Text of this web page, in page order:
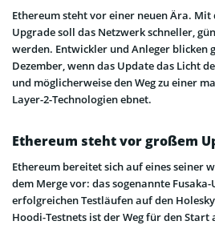
Ethereum steht vor einer neuen Ära. Mit
Upgrade soll das Netzwerk schneller,
werden. Entwickler und Anleger blicken
Dezember, wenn das Update das Licht
und möglicherweise den Weg zu einer
Layer-2-Technologien ebnet.
Ethereum steht vor großem
Ethereum bereitet sich auf eines seiner
dem Merge vor: das sogenannte
erfolgreichen Testläufen auf den
Hoodi-Testnets ist der Weg für den Start